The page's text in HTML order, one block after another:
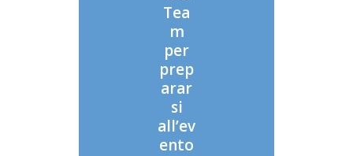
Tea
m
per
prep
arar
si
all’ev
ento